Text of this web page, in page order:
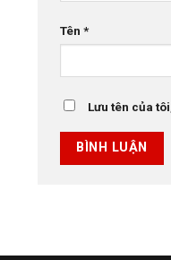
Tên *
Lưu tên của